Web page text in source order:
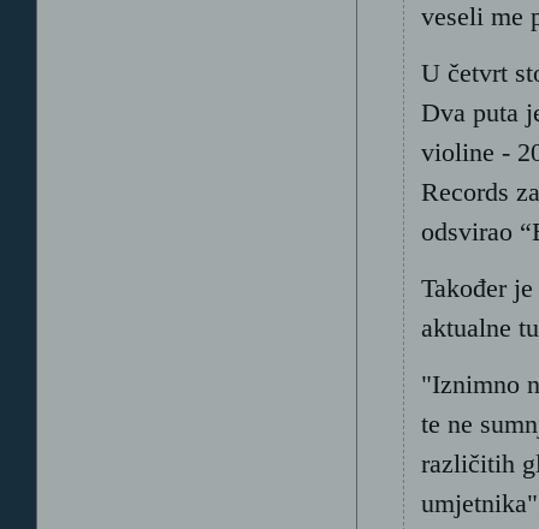
veseli me
U četvrt
Dva puta
violine -
Records
odsvirao
Također
aktualne
"Iznimno
te ne
različitih